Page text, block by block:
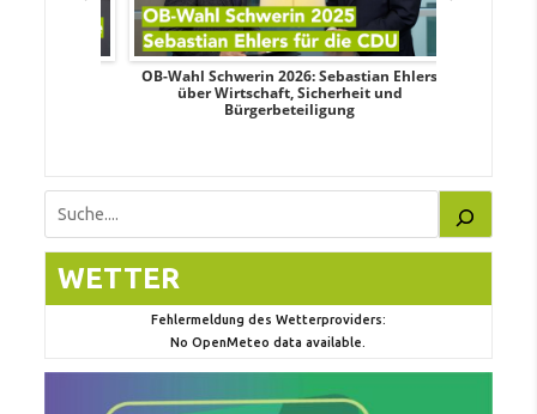
OB-Wahl Schwerin 2026: Sebastian Ehlers
über Wirtschaft, Sicherheit und
Bürgerbeteiligung
Suchen
WETTER
Fehlermeldung des Wetterproviders:
No OpenMeteo data available.